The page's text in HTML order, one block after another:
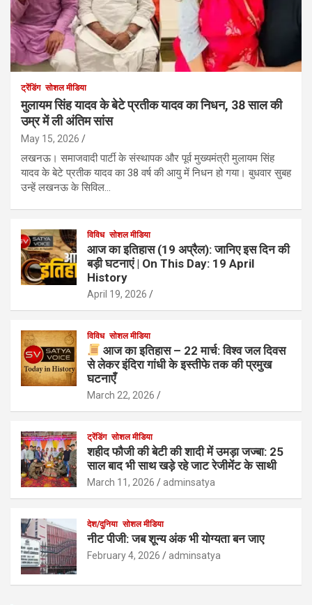
ट्रेंडिंग सोशल मीडिया
मुलायम सिंह यादव के बेटे प्रतीक यादव का निधन, 38 साल की
उम्र में ली अंतिम सांस
May 15, 2026
लखनऊ। समाजवादी पार्टी के संस्थापक और पूर्व मुख्यमंत्री मुलायम सिंह
यादव के बेटे प्रतीक यादव का 38 वर्ष की आयु में निधन हो गया। बुधवार सुबह
उन्हें लखनऊ के सिविल…
विविध सोशल मीडिया
आज का इतिहास (19 अप्रैल): जानिए इस दिन की
बड़ी घटनाएं | On This Day: 19 April
History
April 19, 2026
विविध सोशल मीडिया
आज का इतिहास – 22 मार्च: विश्व जल दिवस
से लेकर इंदिरा गांधी के इस्तीफे तक की प्रमुख
घटनाएँ
March 22, 2026
ट्रेंडिंग सोशल मीडिया
शहीद फौजी की बेटी की शादी में उमड़ा जज्बा: 25
साल बाद भी साथ खड़े रहे जाट रेजीमेंट के साथी
March 11, 2026 adminsatya
देश/दुनिया सोशल मीडिया
नीट पीजी: जब शून्य अंक भी योग्यता बन जाए
February 4, 2026 adminsatya